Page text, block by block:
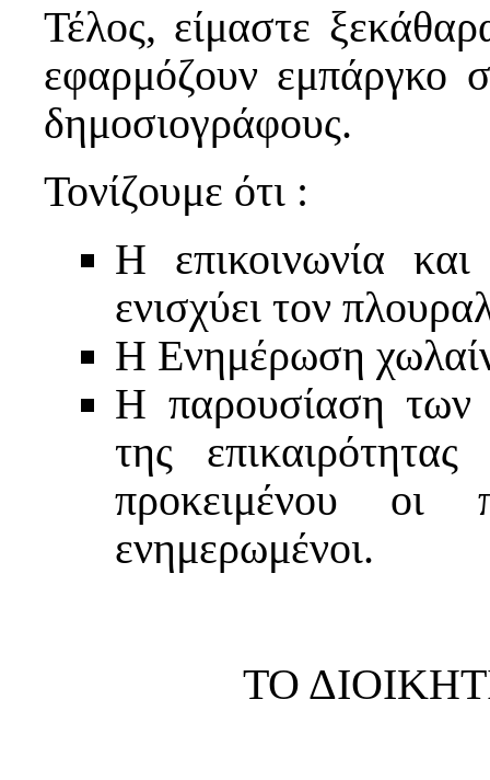
Τέλος, είμαστε
εφαρμόζουν εμπάργκο
δημοσιογράφους.
Τονίζουμε ότι :
Η επικοινωνία
ενισχύει τον
Η Ενημέρωση
Η παρουσίαση των
της
προκειμένου οι
ενημερωμένοι.
ΤΟ